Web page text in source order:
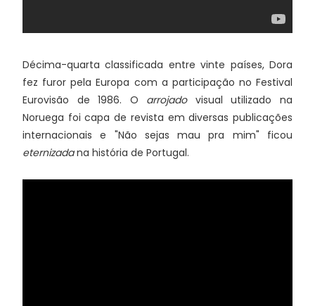
Décima-quarta classificada entre vinte países, Dora
fez furor pela Europa com a participação no Festival
Eurovisão de 1986. O arrojado visual utilizado na
Noruega foi capa de revista em diversas publicações
internacionais e "Não sejas mau pra mim" ficou
eternizadana história de Portugal.